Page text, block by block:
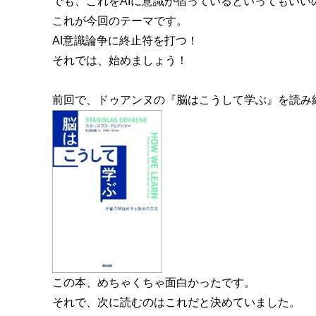
これが今回のテーマです。
AI意識論争に終止符を打つ！
それでは、始めましょう！
前回で、ドゥアンヌの『脳はこうして学ぶ』を読み
この本、めちゃくちゃ面白かったです。
それで、次に読むのはこれだと決めていました。